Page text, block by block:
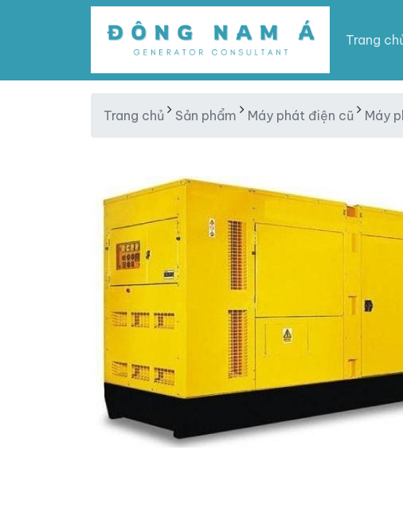
Trang
Trang chủ Sản phẩm Máy phát điện cũ Máy